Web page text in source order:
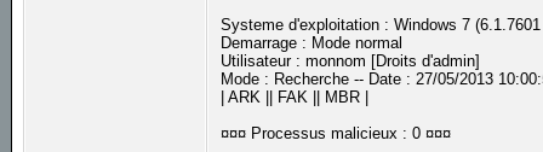
Systeme d'exploitation : Windows 7
Demarrage : Mode normal
Utilisateur : monnom [Droits d'admin]
Mode : Recherche -- Date : 27/05/2013
| ARK || FAK || MBR |
¤¤¤ Processus malicieux : 0 ¤¤¤